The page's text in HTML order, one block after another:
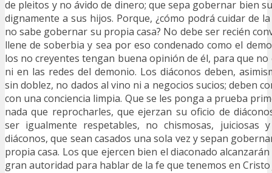
de pleitos y no ávido de dinero; que sepa gobernar bien
dignamente a sus hijos. Porque, ¿cómo podrá cuidar de
no sabe gobernar su propia casa? No debe ser recién
llene de soberbia y sea por eso condenado como el
los no creyentes tengan buena opinión de él, para que no
ni en las redes del demonio. Los diáconos deben,
sin doblez, no dados al vino ni a negocios sucios; deben
con una conciencia limpia. Que se les ponga a prueba
nada que reprocharles, que ejerzan su oficio de
ser igualmente respetables, no chismosas, juiciosas
diáconos, que sean casados una sola vez y sepan
propia casa. Los que ejercen bien el diaconado
gran autoridad para hablar de la fe que tenemos en Cristo